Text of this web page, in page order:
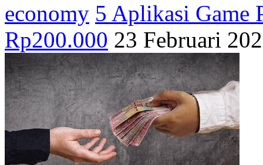
economy 5 Aplikasi Game
Rp200.000 23 Februari